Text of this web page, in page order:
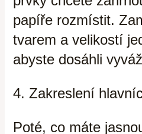
papíře rozmístit.
tvarem a velikostí
abyste dosáhli
4. Zakreslení
Poté, co máte